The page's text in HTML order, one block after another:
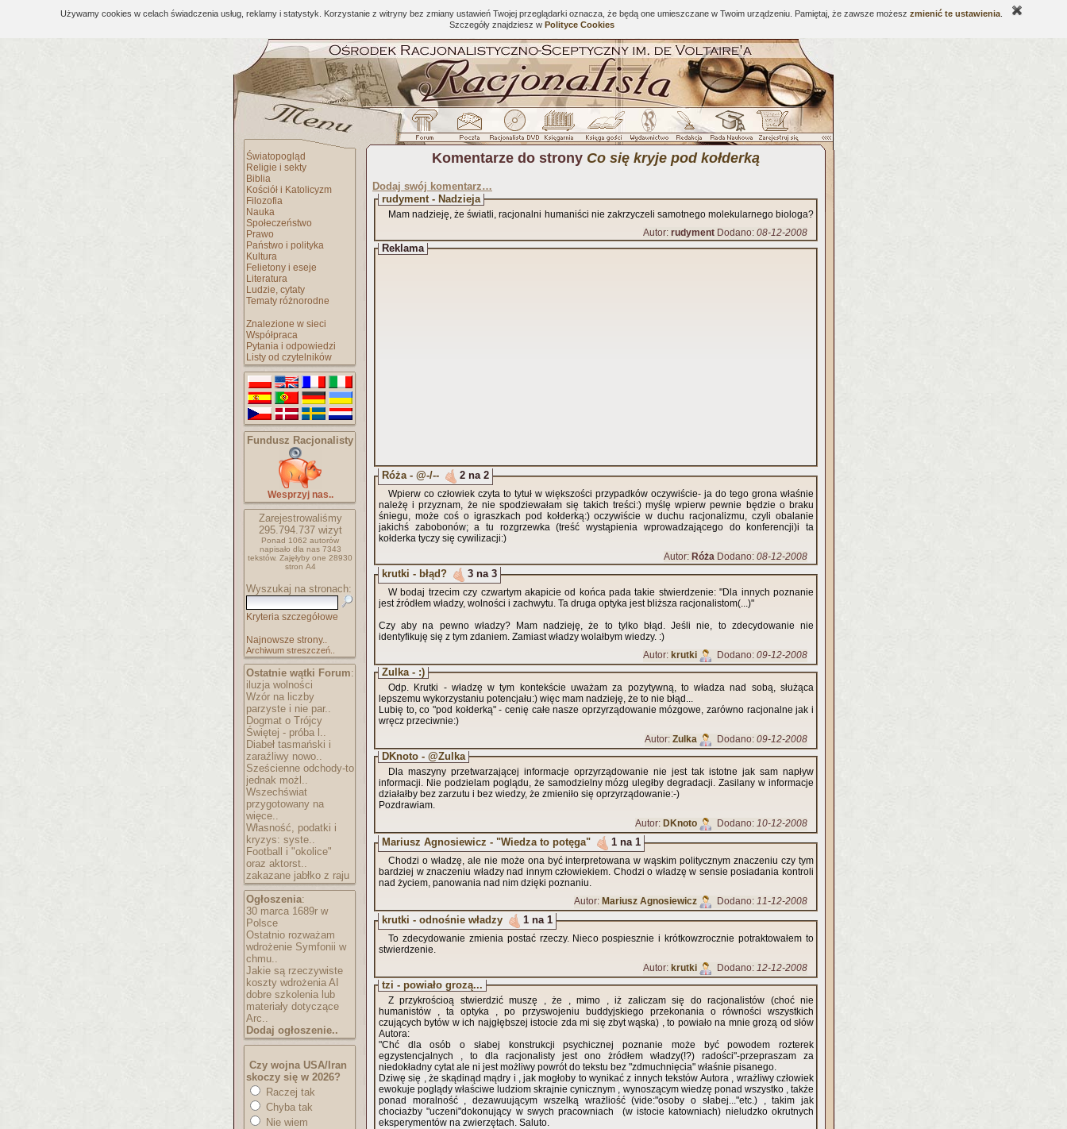
Używamy cookies w celach świadczenia usług, reklamy i statystyk. Korzystanie z witryny bez zmiany ustawień Twojej przeglądarki oznacza, że będą one umieszczane w Twoim urządzeniu. Pamiętaj, że zawsze możesz zmienić te ustawienia
Szczegóły znajdziesz w Polityce Cookies
Światopogląd
Religie i sekty
Biblia
Kościół i Katolicyzm
Filozofia
Nauka
Społeczeństwo
Prawo
Państwo i polityka
Kultura
Felietony i eseje
Literatura
Ludzie, cytaty
Tematy różnorodne
Znalezione w sieci
Współpraca
Pytania i odpowiedzi
Listy od czytelników
Fundusz Racjonalisty
Wesprzyj nas..
Zarejestrowaliśmy
295.794.737wizyt
Ponad 1062 autorów
napisało dla nas 7343
tekstów. Zajęłyby one 28930
stron A4
Wyszukaj na stronach:
Kryteria szczegółowe
Najnowsze strony..
Archiwum streszczeń..
Ostatnie wątki Forum:
iluzja wolności
Wzór na liczby
parzyste i nie par..
Dogmat o Trójcy
Świętej - próba l..
Diabeł tasmański i
zaraźliwy nowo..
Sześcienne odchody-to
jednak możl..
Wszechświat
przygotowany na
więce..
Własność, podatki i
kryzys: syste..
Football i "okolice"
oraz aktorst..
zakazane jabłko z raju
Ogłoszenia:
30 marca 1689r w
Polsce
Ostatnio rozważam
wdrożenie Symfonii w
chmu..
Jakie są rzeczywiste
koszty wdrożenia AI
dobre szkolenia lub
materiały dotyczące
Arc..
Dodaj ogłoszenie..
Czy wojna USA/Iran
skoczy się w 2026?
Raczej tak
Chyba tak
Nie wiem
Komentarze do strony Co się kryje pod kołderką
Dodaj swój komentarz…
rudyment - Nadzieja
Mam nadzieję, że światli, racjonalni humaniści nie zakrzyczeli samotnego molekularnego biologa?
Autor: rudyment Dodano: 08-12-2008
Reklama
Róża - @-/-- 2 na 2
Wpierw co człowiek czyta to tytuł w większości przypadków oczywiście- ja do tego grona właśnie
należę i przyznam, że nie spodziewałam się takich treści:) myślę wpierw pewnie będzie o braku
śniegu, może coś o igraszkach pod kołderką:) oczywiście w duchu racjonalizmu, czyli obalanie
jakichś zabobonów; a tu rozgrzewka (treść wystąpienia wprowadzającego do konferencji)i ta
kołderka tyczy się cywilizacji:)
Autor: Róża Dodano: 08-12-2008
krutki - błąd? 3 na 3
W bodaj trzecim czy czwartym akapicie od końca pada takie stwierdzenie: "Dla innych poznanie
jest źródłem władzy, wolności i zachwytu. Ta druga optyka jest bliższa racjonalistom(...)"
Czy aby na pewno władzy? Mam nadzieję, że to tylko błąd. Jeśli nie, to zdecydowanie nie
identyfikuję się z tym zdaniem. Zamiast władzy wolałbym wiedzy. :)
Autor: krutki Dodano: 09-12-2008
Zulka - :)
Odp. Krutki - władzę w tym kontekście uważam za pozytywną, to władza nad sobą, służąca
lepszemu wykorzystaniu potencjału:) więc mam nadzieję, że to nie błąd...
Lubię to, co "pod kołderką" - cenię całe nasze oprzyrządowanie mózgowe, zarówno racjonalne jak i
wręcz przeciwnie:)
Autor: Zulka Dodano: 09-12-2008
DKnoto - @Zulka
Dla maszyny przetwarzającej informacje oprzyrządowanie nie jest tak istotne jak sam napływ
informacji. Nie podzielam poglądu, że samodzielny mózg uległby degradacji. Zasilany w informacje
działałby bez zarzutu i bez wiedzy, że zmieniło się oprzyrządowanie:-)
Pozdrawiam.
Autor: DKnoto Dodano: 10-12-2008
Mariusz Agnosiewicz - "Wiedza to potęga" 1 na 1
Chodzi o władzę, ale nie może ona być interpretowana w wąskim politycznym znaczeniu czy tym
bardziej w znaczeniu władzy nad innym człowiekiem. Chodzi o władzę w sensie posiadania kontroli
nad życiem, panowania nad nim dzięki poznaniu.
Autor: Mariusz Agnosiewicz Dodano: 11-12-2008
krutki - odnośnie władzy 1 na 1
To zdecydowanie zmienia postać rzeczy. Nieco pospiesznie i krótkowzrocznie potraktowałem to
stwierdzenie.
Autor: krutki Dodano: 12-12-2008
tzi - powiało grozą...
Z przykrościoą stwierdzić muszę , że , mimo , iż zaliczam się do racjonalistów (choć nie
humanistów , ta optyka , po przyswojeniu buddyjskiego przekonania o równości wszystkich
czujących bytów w ich najgłębszej istocie zda mi się zbyt wąska) , to powiało na mnie grozą od słów
Autora:
"Chć dla osób o słabej konstrukcji psychicznej poznanie może być powodem rozterek
egzystencjalnych , to dla racjonalisty jest ono żródłem władzy(!?) radości"-przepraszam za
niedokładny cytat ale ni jest możliwy powrót do tekstu bez "zdmuchnięcia" właśnie pisanego.
Dziwę się , że skądinąd mądry i , jak mogłoby to wynikać z innych tekstów Autora , wrażliwy człowiek
ewokuje poglądy właściwe ludziom skrajnie cynicznym , wynoszącym wiedzę ponad wszystko , także
ponad moralność , dezawuującym wszelką wrażliość (vide:"osoby o słabej..."etc.) , takim jak
chociażby "uczeni"dokonujący w swych pracowniach (w istocie katowniach) nieludzko okrutnych
eksperymentów na zwierzętach. Saluto.